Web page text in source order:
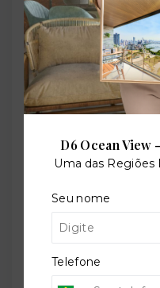
Referência:
O-61525-94572
Situação:
Em construção
D6 Ocean View
Uma das Regiões
Seu nome
Telefone